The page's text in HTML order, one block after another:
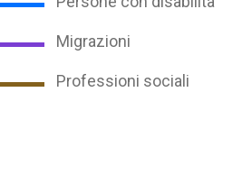
Migrazioni
Professioni sociali